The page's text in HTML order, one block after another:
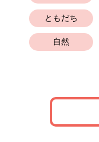
ともだち
自然